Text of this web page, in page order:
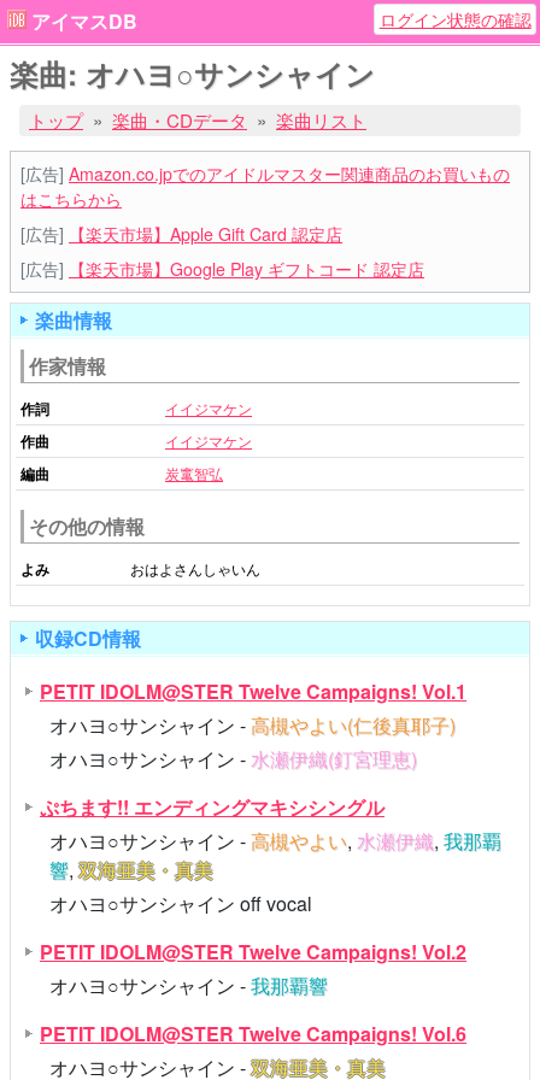
アイマスDB ログイン状態の確認
楽曲: オハヨ○サンシャイン
トップ 楽曲・CDデータ 楽曲リスト
[広告] Amazon.co.jpでのアイドルマスター関連商品のお買いもの
はこちらから
[広告]
【楽天市場】Apple Gift Card 認定店
[広告]
【楽天市場】Google Play ギフトコード 認定店
楽曲情報
作家情報
作詞 イイジマケン
作曲 イイジマケン
編曲 炭竃智弘
その他の情報
よみ おはよさんしゃいん
収録CD情報
PETIT IDOLM@STER Twelve Campaigns! Vol.1
オハヨ○サンシャイン -高槻やよい(仁後真耶子)
オハヨ○サンシャイン -水瀬伊織(釘宮理恵)
ぷちます!! エンディングマキシシングル
オハヨ○サンシャイン -高槻やよい, 水瀬伊織, 我那覇
響,双海亜美・真美
オハヨ○サンシャイン off vocal
PETIT IDOLM@STER Twelve Campaigns! Vol.2
オハヨ○サンシャイン -我那覇響
PETIT IDOLM@STER Twelve Campaigns! Vol.6
オハヨ○サンシャイン -双海亜美・真美